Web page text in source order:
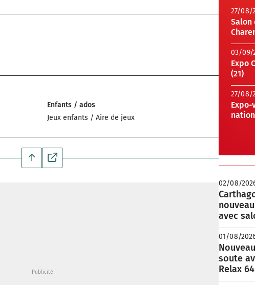
Enfants / ados
Jeux enfants / Aire de jeux
27/08/
Salon
03/09/
Expo
(21)
27/08/
Expo-
02/08/
avec
01/08/
soute
Relax